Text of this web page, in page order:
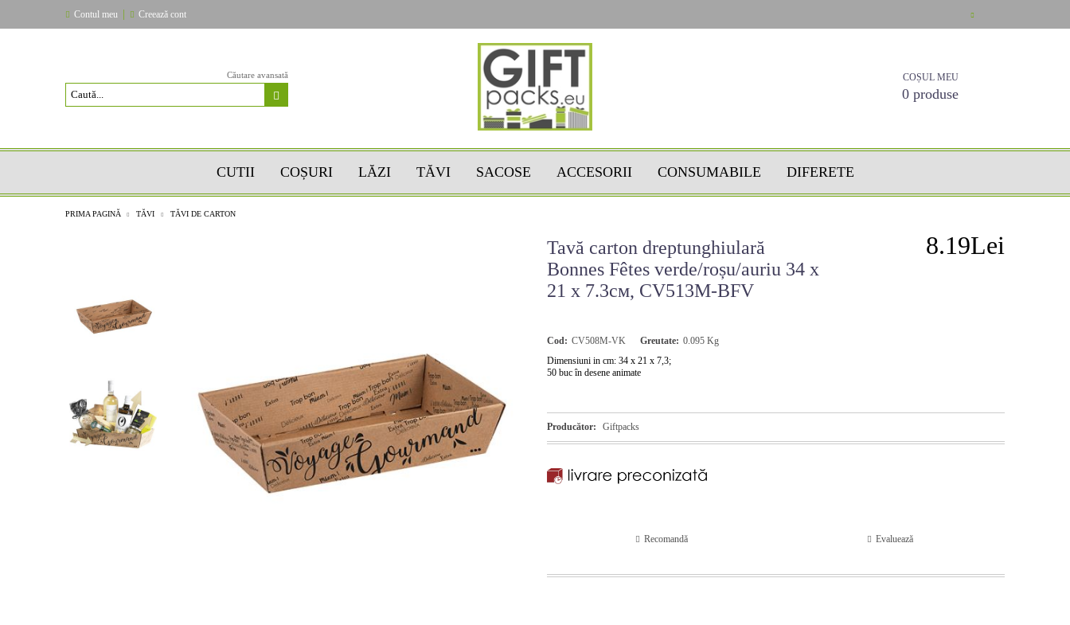
Contul meu Creează cont
Căutare avansată COȘUL MEU
0 produse
CUTII COȘURI LĂZI TĂVI SACOSE ACCESORII CONSUMABILE DIFERETE
PRIMA PAGINĂ TĂVI TĂVI DE CARTON
Tavă carton dreptunghiulară
Bonnes Fêtes verde/roșu/auriu 34 x
21 x 7.3см, CV513M-BFV
8.19Lei
Cod: CV508M-VK Greutate: 0.095 Kg
Dimensiuni in cm: 34 x 21 x 7,3;
50 buc în desene animate
Producător: Giftpacks
Recomandă Evaluează